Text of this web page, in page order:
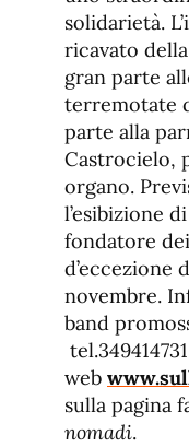
solidarietà.
ricavato
gran parte
terremotate
parte alla
Castrocielo,
organo.
l’esibizione
fondatore
d’eccezione
novembre.
band
web
sulla pagina
nomadi.